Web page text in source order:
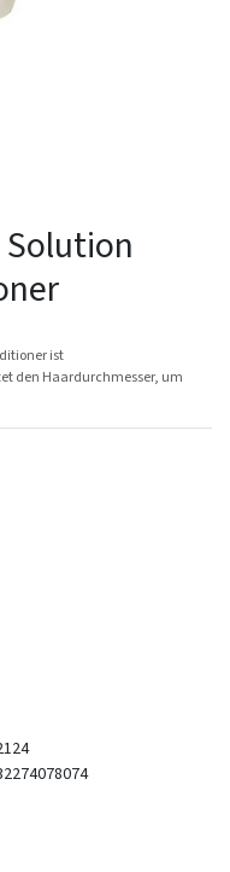
Solution
ist
den Haardurchmesser, um